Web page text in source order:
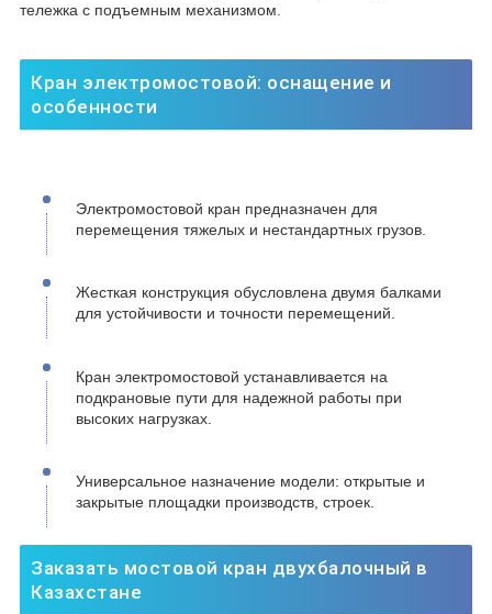
тележка с подъемным механизмом.
Кран электромостовой: оснащение и
особенности
Электромостовой кран предназначен для
перемещения тяжелых и нестандартных грузов.
Жесткая конструкция обусловлена двумя балками
для устойчивости и точности перемещений.
Кран электромостовой устанавливается на
подкрановые пути для надежной работы при
высоких нагрузках.
Универсальное назначение модели: открытые и
закрытые площадки производств, строек.
Заказать мостовой кран двухбалочный в
Казахстане